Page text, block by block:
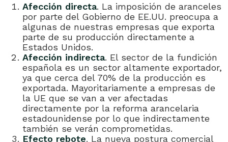
Afección directa. La imposición de aranceles
por parte del Gobierno de EE.UU. preocupa a
algunas de nuestras empresas que exporta
parte de su producción directamente a
Estados Unidos.
Afección indirecta. El sector de la fundición
española es un sector altamente exportador,
ya que cerca del 70% de la producción es
exportada. Mayoritariamente a empresas de
la UE que se van a ver afectadas
directamente por la reforma arancelaria
estadounidense por lo que indirectamente
también se verán comprometidas.
Efecto rebote. La nueva postura comercial